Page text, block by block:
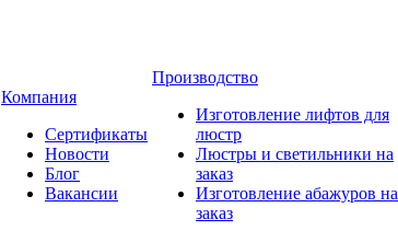
Компания
Сертификаты
Новости
Блог
Вакансии
Производство
Изготовление лифтов для
люстр
Люстры и светильники на
заказ
Изготовление абажуров на
заказ